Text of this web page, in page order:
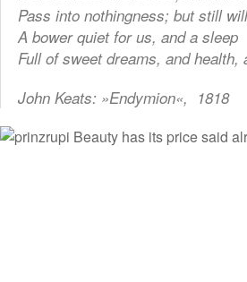
Pass into nothingness; but still
A bower quiet for us, and a sleep
Full of sweet dreams, and health,
John Keats: »Endymion«, 1818